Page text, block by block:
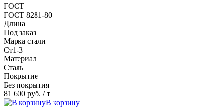
ГОСТ
ГОСТ 8281-80
Длина
Под заказ
Марка стали
Ст1-3
Материал
Сталь
Покрытие
Без покрытия
81 600 руб. / т
В корзину